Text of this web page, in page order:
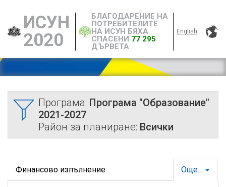
ИСУН
2020
БЛАГОДАРЕНИЕ НА
ПОТРЕБИТЕЛИТЕ
НА ИСУН БЯХА
СПАСЕНИ 77 295
ДЪРВЕТА
English
Програма: Програма "Образование"
2021-2027
Район за планиране: Всички
Още...
Финансово изпълнение